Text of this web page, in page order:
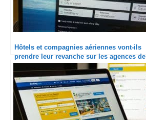
Hôtels et compagnies aériennes vont-ils
prendre leur revanche sur les agences de